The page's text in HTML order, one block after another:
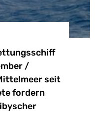
/
seit
fordern